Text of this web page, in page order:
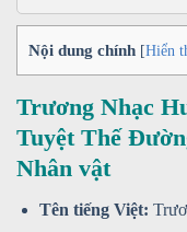
Nội dung chính [Hiển
Trương Nhạc
Tuyệt Thế
Nhân vật
Tên tiếng Việt: